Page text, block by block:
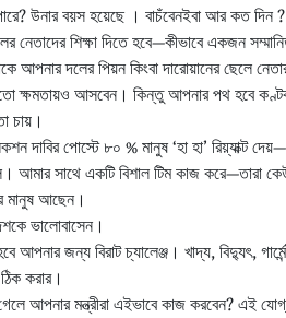
উনার বয়স হয়েছে । বাচঁবেনইবা আর কত দিন
শিক্ষা দিতে হবে—কীভাবে একজন
আপনার দলের পিয়ন কিংবা দারোয়ানের ছেলে
আসবেন। কিন্তু আপনার পথ হবে
চায়।
দাবির পোস্টে ৮০ % মানুষ ‘হা হা’ রিয়্যাক্ট
সাথে একটি বিশাল টিম কাজ করে—তারা
মানুষ আছেন।
ভালোবাসেন।
আপনার জন্য বিরাট চ্যালেঞ্জ। খাদ্য, বিদ্যুৎ,
করার।
আপনার মন্ত্রীরা এইভাবে কাজ করবেন? এই